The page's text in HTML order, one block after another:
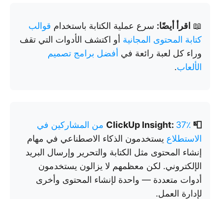
📖 اقرأ أيضًا: سرع عملية الكتابة باستخدام قوالب
كتابة المحتوى المجانية أو اكتشف الأدوات التي تقف
وراء كل لعبة رائعة في أفضل برامج تصميم
الألعاب.
📮 ClickUp Insight:
37٪ من المشاركين في
الاستطلاع يستخدمون الذكاء الاصطناعي في مهام
إنشاء المحتوى مثل الكتابة والتحرير وإرسال البريد
الإلكتروني. لكن معظمهم لا يزالون يستخدمون
أدوات متعددة — واحدة لإنشاء المحتوى وأخرى
لإدارة العمل.